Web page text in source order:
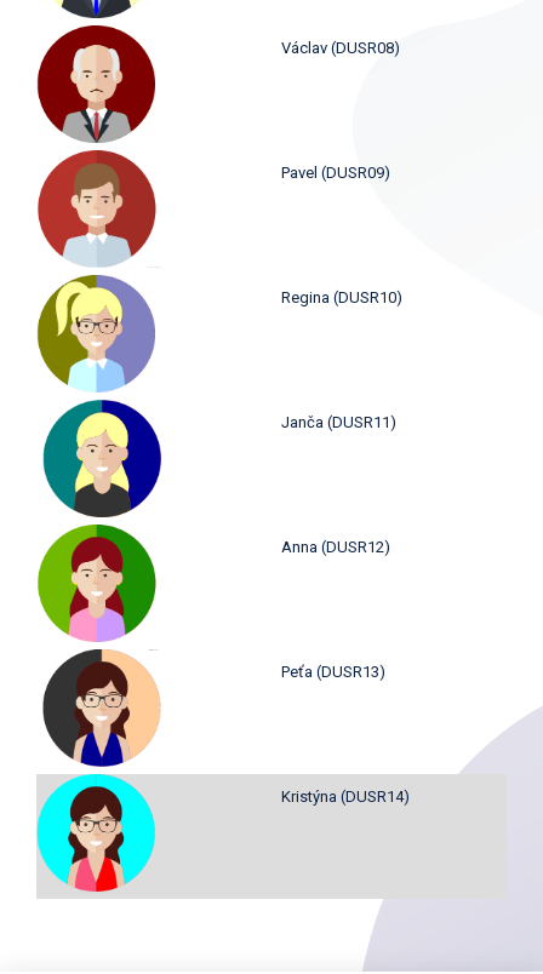
Václav (DUSR08)
Pavel (DUSR09)
Regina (DUSR10)
Janča (DUSR11)
Anna (DUSR12)
Peťa (DUSR13)
Kristýna (DUSR14)